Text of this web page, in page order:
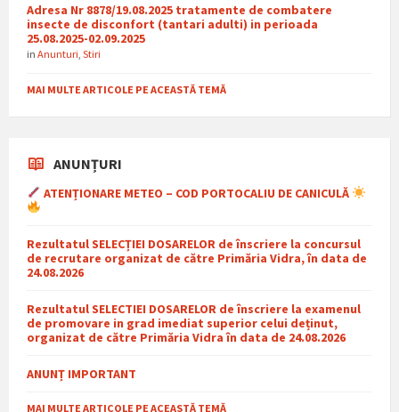
Adresa Nr 8878/19.08.2025 tratamente de combatere
insecte de disconfort (tantari adulti) in perioada
25.08.2025-02.09.2025
in Anunturi Stiri
MAI MULTE ARTICOLE PE ACEASTĂ TEMĂ
ANUNȚURI
ATENȚIONARE METEO – COD PORTOCALIU DE CANICULĂ
Rezultatul SELECȚIEI DOSARELOR de înscriere la concursul
de recrutare organizat de către Primăria Vidra, în data de
24.08.2026
Rezultatul SELECTIEI DOSARELOR de înscriere la examenul
de promovare in grad imediat superior celui deținut,
organizat de către Primăria Vidra în data de 24.08.2026
ANUNȚ IMPORTANT
MAI MULTE ARTICOLE PE ACEASTĂ TEMĂ